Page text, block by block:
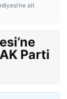
ait
Parti